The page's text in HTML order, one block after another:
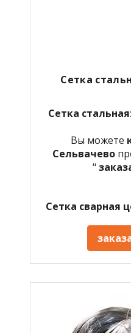
Сетка
Сетка стальная
Вы можете
Сельвачево
"
Сетка сварная